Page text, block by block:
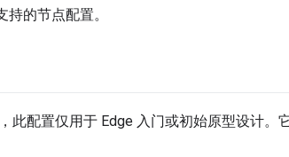
的节点配置。
此配置仅用于 Edge 入门或初始原型设计。